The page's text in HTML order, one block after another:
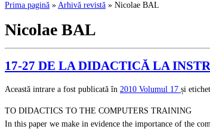
Prima pagină » Arhivă revistă » Nicolae BAL
Nicolae BAL
17-27 DE LA DIDACTICĂ LA
Această intrare a fost publicată în 2010 Volumul 17 și
TO DIDACTICS TO THE COMPUTERS TRAINING
In this paper we make in evidence the importance of the